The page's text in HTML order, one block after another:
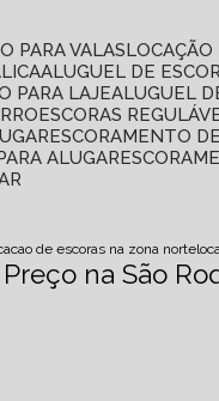
PARA VALAS
ALUGUEL DE
PARA LAJE ALUGUEL
ESCORAS
ESCORAMENTO
ALUGAR
de escoras na zona norte
na São